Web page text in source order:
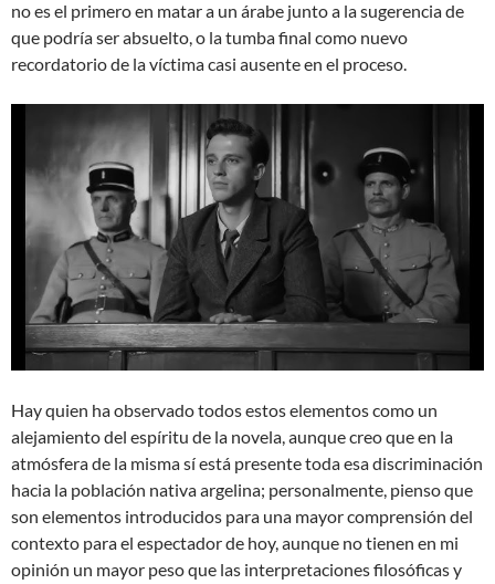
no es el primero en matar a un árabe junto a la sugerencia de
que podría ser absuelto, o la tumba final como nuevo
recordatorio de la víctima casi ausente en el proceso.
Hay quien ha observado todos estos elementos como un
alejamiento del espíritu de la novela, aunque creo que en la
atmósfera de la misma sí está presente toda esa discriminación
hacia la población nativa argelina; personalmente, pienso que
son elementos introducidos para una mayor comprensión del
contexto para el espectador de hoy, aunque no tienen en mi
opinión un mayor peso que las interpretaciones filosóficas y